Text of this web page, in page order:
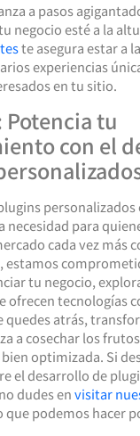
a pasos
negocio esté a la
te asegura estar a
experiencias
en tu sitio.
tu
con el
personalizados
necesidad para
cada vez más
estamos
tu negocio,
ofrecen tecnologías
quedes atrás,
a cosechar los
optimizada. Si
el desarrollo de
dudes envisitar
podemos hacer